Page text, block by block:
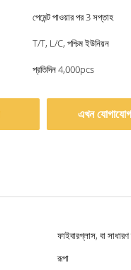
পেমেন্ট পাওয়ার পর 3 সপ্তাহ
T/T, L/C, পশ্চিম ইউনিয়ন
প্রতিদিন 4,000pcs
এখন যোগাযোগ
ফাইবারগ্লাস, বা
রূপা